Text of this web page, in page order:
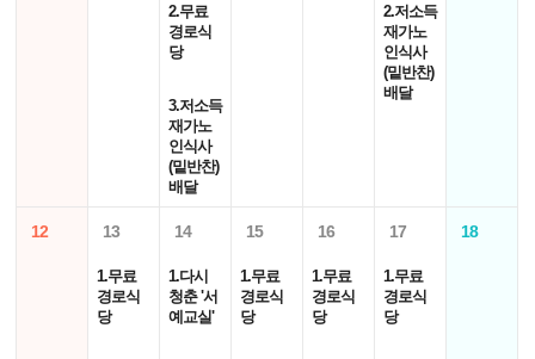
2.무료
경로식
당
3.저소득
재가노
인식사
(밑반찬)
배달
2.저소득
재가노
인식사
(밑반찬)
배달
12 13
1.무료
경로식
당
14
1.다시
청춘 '서
예교실'
15
1.무료
경로식
당
16
1.무료
경로식
당
17
1.무료
경로식
당
18